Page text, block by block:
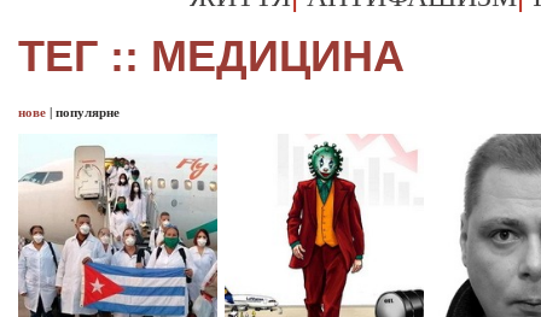
ТЕГ :: МЕДИЦИНА
нове | популярне